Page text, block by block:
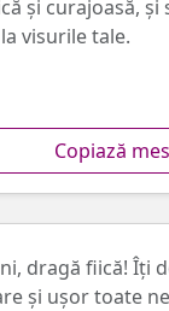
și curajoasă, şi
visurile tale.
Copiază
dragă fiică! Îţi
și ușor toate